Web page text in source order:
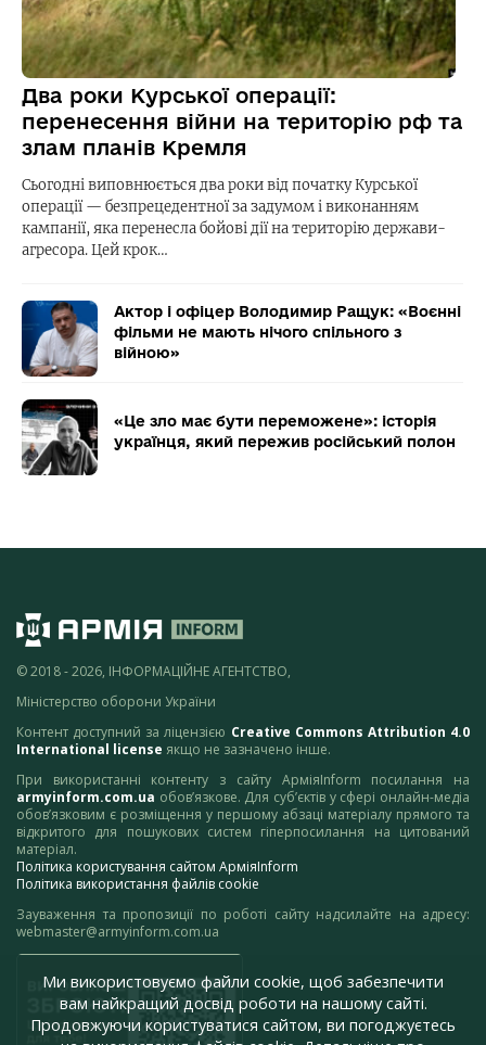
Два роки Курської операції:
перенесення війни на територію рф та
злам планів Кремля
Сьогодні виповнюється два роки від початку Курської
операції — безпрецедентної за задумом і виконанням
кампанії, яка перенесла бойові дії на територію держави-
агресора. Цей крок…
Актор і офіцер Володимир Ращук: «Воєнні
фільми не мають нічого спільного з
війною»
«Це зло має бути переможене»: історія
українця, який пережив російський полон
© 2018 - 2026, ІНФОРМАЦІЙНЕ АГЕНТСТВО,
Міністерство оборони України
Контент доступний за ліцензією Creative Commons Attribution 4.0
International license якщо не зазначено інше.
При використанні контенту з сайту АрміяInform посилання на
armyinform.com.ua обов’язкове. Для суб’єктів у сфері онлайн-медіа
обов’язковим є розміщення у першому абзаці матеріалу прямого та
відкритого для пошукових систем гіперпосилання на цитований
матеріал.
Політика користування сайтом АрміяInform
Політика використання файлів cookie
Зауваження та пропозиції по роботі сайту надсилайте на адресу:
webmaster@armyinform.com.ua
Ми використовуємо файли cookie, щоб забезпечити
вам найкращий досвід роботи на нашому сайті.
Продовжуючи користуватися сайтом, ви погоджуєтесь